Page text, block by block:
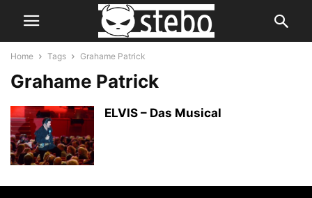
Home Tags Grahame Patrick
Grahame Patrick
ELVIS – Das Musical